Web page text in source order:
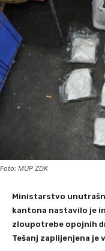
Foto: MUP ZDK
Ministarstvo
kantona nastavilo je
zloupotrebe opojnih
Tešanj zaplijenjena je